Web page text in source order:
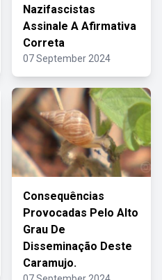
Nazifascistas
Assinale A Afirmativa
Correta
07 September 2024
Consequências
Provocadas Pelo Alto
Grau De
Disseminação Deste
Caramujo.